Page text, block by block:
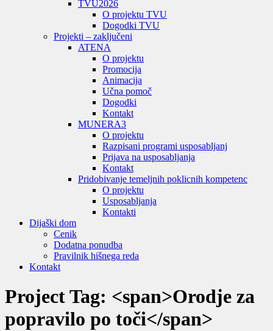
TVU2026
O projektu TVU
Dogodki TVU
Projekti – zaključeni
ATENA
O projektu
Promocija
Animacija
Učna pomoč
Dogodki
Kontakt
MUNERA3
O projektu
Razpisani programi usposabljanj
Prijava na usposabljanja
Kontakt
Pridobivanje temeljnih poklicnih kompetenc
O projektu
Usposabljanja
Kontakti
Dijaški dom
Cenik
Dodatna ponudba
Pravilnik hišnega reda
Kontakt
Project Tag: <span>Orodje za
popravilo po toči</span>